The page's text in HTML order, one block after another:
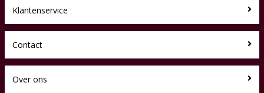
Klantenservice
Contact
Over ons